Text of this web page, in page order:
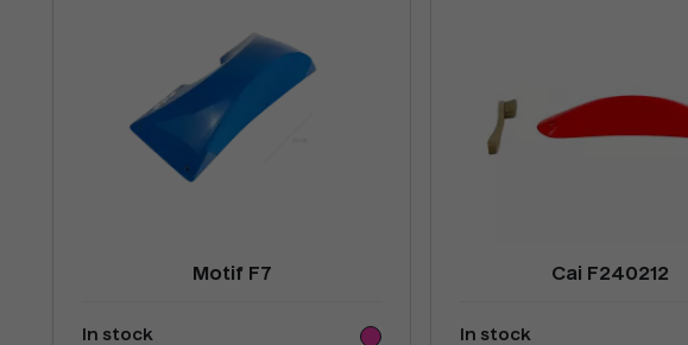
Motif F7
In stock
Cai F240212
In stock